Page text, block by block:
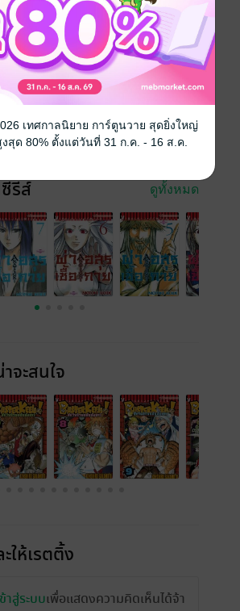
ผ่าเชื้ออสุรกาย
pdf
18 พฤษภาคม 2559
90 บาท (ประหยัด 23%)
รีส์ ดูทั้งหมด
จะสนใจ
ให้เรตติ้ง
าสู่ระบบเพื่อแสดงความคิดเห็นได้จ้า
เทศกาลนิยาย การ์ตูนวาย สุดยิ่งใหญ่
สุด 80% ตั้งแต่วันที่ 31 ก.ค. - 16 ส.ค.